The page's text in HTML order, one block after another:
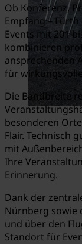
Ob Konferenz,
Empfang –
Events mit 201
kombinieren
ansprechenden
für
Die Bandbreite
besonderen
Flair. Technisch
mit
Ihre
Erinnerung.
Dank der
Nürnberg sowie
und über den
Standort für